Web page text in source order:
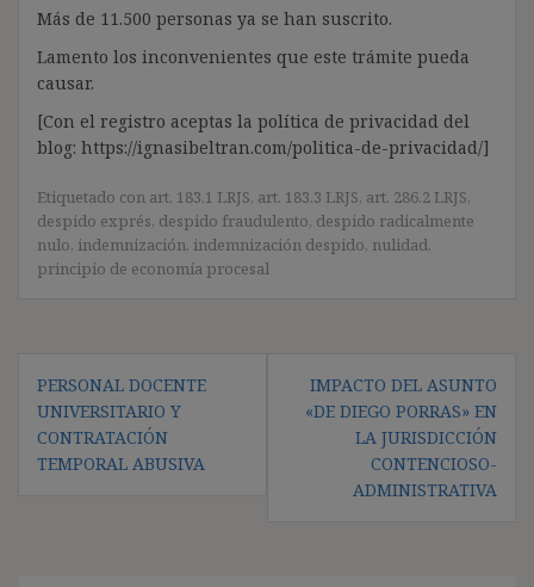
Más de 11.500 personas ya se han suscrito.
Lamento los inconvenientes que este trámite pueda
causar.
[Con el registro aceptas la política de privacidad del
blog: https://ignasibeltran.com/politica-de-privacidad/]
Etiquetado con art. 183.1 LRJS, art. 183.3 LRJS, art. 286.2 LRJS,
despido exprés, despido fraudulento, despido radicalmente
nulo, indemnización, indemnización despido, nulidad,
principio de economía procesal
de
entradas
PERSONAL DOCENTE
UNIVERSITARIO Y
CONTRATACIÓN
TEMPORAL ABUSIVA
IMPACTO DEL ASUNTO
«DE DIEGO PORRAS» EN
LA JURISDICCIÓN
CONTENCIOSO-
ADMINISTRATIVA